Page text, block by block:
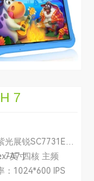
7
光展锐SC7731E
A7 四核 主频
7英寸
：1024*600 IPS